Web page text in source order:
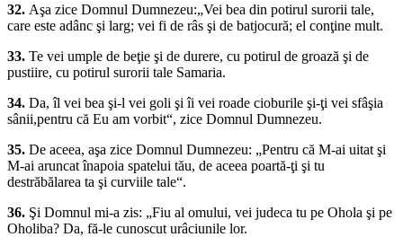
32. Aşa zice Domnul Dumnezeu:„Vei bea din potirul surorii tale,
care este adânc şi larg; vei fi de râs şi de batjocură; el conţine mult.
33. Te vei umple de beţie şi de durere, cu potirul de groază şi de
pustiire, cu potirul surorii tale Samaria.
34. Da, îl vei bea şi-l vei goli şi îi vei roade cioburile şi-ţi vei sfâşia
sânii,pentru că Eu am vorbit“, zice Domnul Dumnezeu.
35. De aceea, aşa zice Domnul Dumnezeu: „Pentru că M-ai uitat şi
M-ai aruncat înapoia spatelui tău, de aceea poartă-ţi şi tu
destrăbălarea ta şi curviile tale“.
36. Şi Domnul mi-a zis: „Fiu al omului, vei judeca tu pe Ohola şi pe
Oholiba? Da, fă-le cunoscut urâciunile lor.